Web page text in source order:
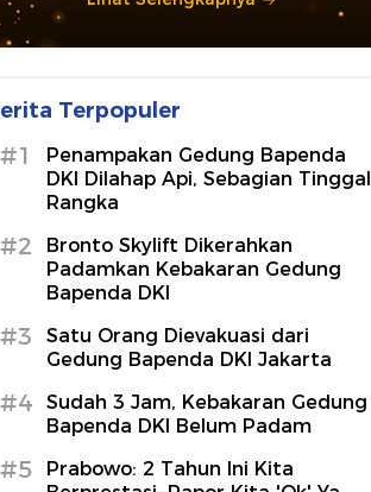
Terpopuler
#1
Penampakan Gedung Bapenda
DKI Dilahap Api, Sebagian Tinggal
Rangka
#2
Bronto Skylift Dikerahkan
Padamkan Kebakaran Gedung
Bapenda DKI
#3
Satu Orang Dievakuasi dari
Gedung Bapenda DKI Jakarta
#4
Sudah 3 Jam, Kebakaran Gedung
Bapenda DKI Belum Padam
#5
Prabowo: 2 Tahun Ini Kita